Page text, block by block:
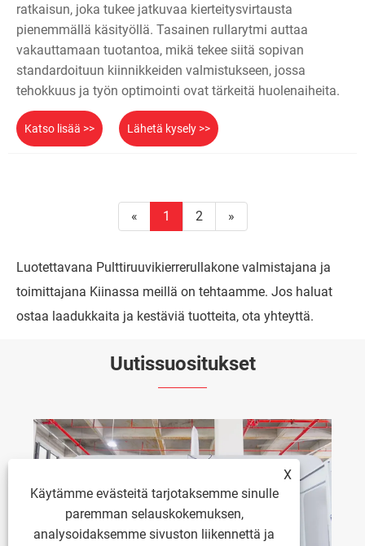
ratkaisun, joka tukee jatkuvaa kierteitysvirtausta
pienemmällä käsityöllä. Tasainen rullarytmi auttaa
vakauttamaan tuotantoa, mikä tekee siitä sopivan
standardoituun kiinnikkeiden valmistukseen, jossa
tehokkuus ja työn optimointi ovat tärkeitä huolenaiheita.
Katso lisää >> Lähetä kysely >>
« 1 2 »
Luotettavana Pulttiruuvikierrerullakone valmistajana ja
toimittajana Kiinassa meillä on tehtaamme. Jos haluat
ostaa laadukkaita ja kestäviä tuotteita, ota yhteyttä.
Uutissuositukset
X
Käytämme evästeitä tarjotaksemme sinulle
paremman selauskokemuksen,
analysoidaksemme sivuston liikennettä ja